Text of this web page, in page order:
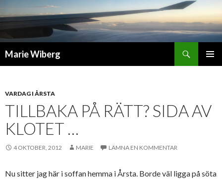
Marie Wiberg
VARDAG I ÅRSTA
TILLBAKA PÅ RÄTT? SIDA AV
KLOTET …
4 OKTOBER, 2012 MARIE LÄMNA EN KOMMENTAR
Nu sitter jag här i soffan hemma i Årsta. Borde väl ligga på söta